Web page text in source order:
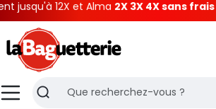
12X et Alma2X 3X 4X sans frais
MenuRecherche